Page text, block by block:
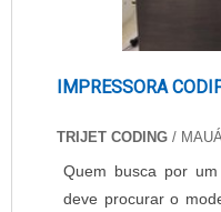
IMPRESSORA
TRIJET CODING /
Quem busca por um
deve procurar o